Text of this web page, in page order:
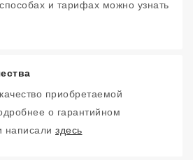
и тарифах можно узнать
приобретаемой
о гарантийном
написали здесь